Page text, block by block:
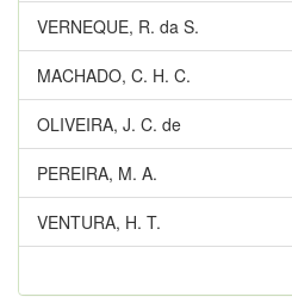
VERNEQUE, R. da S.
MACHADO, C. H. C.
OLIVEIRA, J. C. de
PEREIRA, M. A.
VENTURA, H. T.